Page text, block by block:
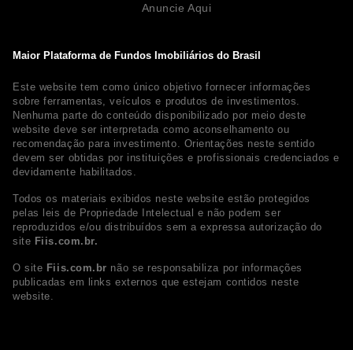
Maior Plataforma de Fundos Imobiliários do Brasil
Este website tem como único objetivo fornecer informações
sobre ferramentas, veículos e produtos de investimentos.
Nenhuma parte do conteúdo disponibilizado por meio deste
website deve ser interpretada como aconselhamento ou
recomendação para investimento. Orientações neste sentido
devem ser obtidas por instituições e profissionais credenciados e
devidamente habilitados.
Todos os materiais exibidos neste website estão protegidos
pelas leis de Propriedade Intelectual e não podem ser
reproduzidos e/ou distribuídos sem a expressa autorização do
site Fiis.com.br.
O site Fiis.com.br não se responsabiliza por informações
publicadas em links externos que estejam contidos neste
website.
Anuncie Aqui